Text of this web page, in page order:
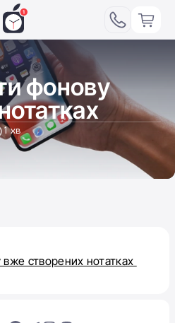
фонову
1 хв
вже створених нотатках